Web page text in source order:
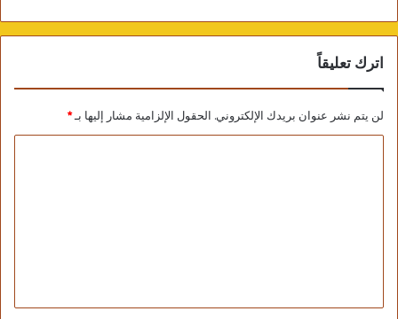
اترك تعليقاً
لن يتم نشر عنوان بريدك الإلكتروني. الحقول الإلزامية مشار إليها بـ*